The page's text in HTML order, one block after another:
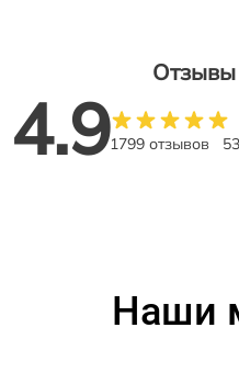
Отзывы
4.91799 отзывов
Наши